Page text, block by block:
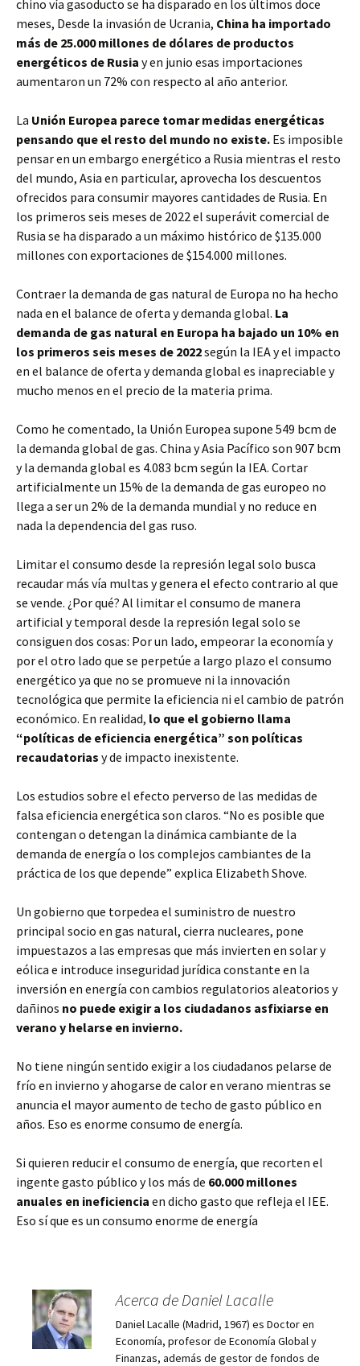
chino vía gasoducto se ha disparado en los últimos doce
meses, Desde la invasión de Ucrania, China ha importado
más de 25.000 millones de dólares de productos
energéticos de Rusia y en junio esas importaciones
aumentaron un 72% con respecto al año anterior.
La Unión Europea parece tomar medidas energéticas
pensando que el resto del mundo no existe. Es imposible
pensar en un embargo energético a Rusia mientras el resto
del mundo, Asia en particular, aprovecha los descuentos
ofrecidos para consumir mayores cantidades de Rusia. En
los primeros seis meses de 2022 el superávit comercial de
Rusia se ha disparado a un máximo histórico de $135.000
millones con exportaciones de $154.000 millones.
Contraer la demanda de gas natural de Europa no ha hecho
nada en el balance de oferta y demanda global. La
demanda de gas natural en Europa ha bajado un 10% en
los primeros seis meses de 2022según la IEA y el impacto
en el balance de oferta y demanda global es inapreciable y
mucho menos en el precio de la materia prima.
Como he comentado, la Unión Europea supone 549 bcm de
la demanda global de gas. China y Asia Pacífico son 907 bcm
y la demanda global es 4.083 bcm según la IEA. Cortar
artificialmente un 15% de la demanda de gas europeo no
llega a ser un 2% de la demanda mundial y no reduce en
nada la dependencia del gas ruso.
Limitar el consumo desde la represión legal solo busca
recaudar más vía multas y genera el efecto contrario al que
se vende. ¿Por qué? Al limitar el consumo de manera
artificial y temporal desde la represión legal solo se
consiguen dos cosas: Por un lado, empeorar la economía y
por el otro lado que se perpetúe a largo plazo el consumo
energético ya que no se promueve ni la innovación
tecnológica que permite la eficiencia ni el cambio de patrón
económico. En realidad, lo que el gobierno llama
“políticas de eficiencia energética” son políticas
recaudatorias y de impacto inexistente.
Los estudios sobre el efecto perverso de las medidas de
falsa eficiencia energética son claros. “No es posible que
contengan o detengan la dinámica cambiante de la
demanda de energía o los complejos cambiantes de la
práctica de los que depende” explica Elizabeth Shove.
Un gobierno que torpedea el suministro de nuestro
principal socio en gas natural, cierra nucleares, pone
impuestazos a las empresas que más invierten en solar y
eólica e introduce inseguridad jurídica constante en la
inversión en energía con cambios regulatorios aleatorios y
dañinos no puede exigir a los ciudadanos asfixiarse en
verano y helarse en invierno.
No tiene ningún sentido exigir a los ciudadanos pelarse de
frío en invierno y ahogarse de calor en verano mientras se
anuncia el mayor aumento de techo de gasto público en
años. Eso es enorme consumo de energía.
Si quieren reducir el consumo de energía, que recorten el
ingente gasto público y los más de 60.000 millones
anuales en ineficiencia en dicho gasto que refleja el IEE.
Eso sí que es un consumo enorme de energía
Acerca de Daniel Lacalle
Daniel Lacalle (Madrid, 1967) es Doctor en
Economía, profesor de Economía Global y
Finanzas, además de gestor de fondos de